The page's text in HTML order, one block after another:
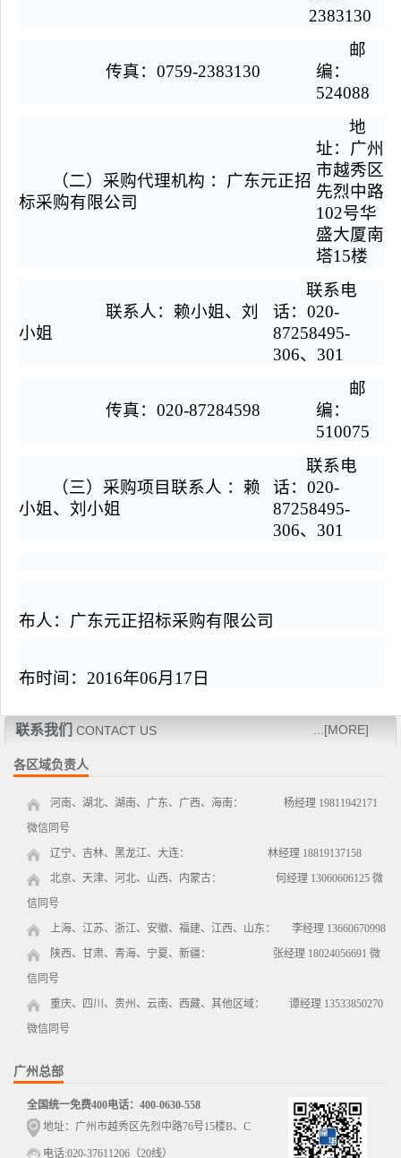
2383130
传真：0759-2383130
邮
编：
524088
（二）采购代理机构 ：广东元正招
标采购有限公司
地
址：广州
市越秀区
先烈中路
102号华
盛大厦南
塔15楼
联系人：赖小姐、刘
小姐
联系电
话：020-
87258495-
306、301
传真：020-87284598
邮
编：
510075
（三）采购项目联系人 ：赖
小姐、刘小姐
联系电
话：020-
87258495-
306、301
布人：广东元正招标采购有限公司
布时间：2016年06月 17 日
联系我们 CONTACT US ...[MORE]
各区域负责人
河南、湖北、湖南、广东、广西、海南： 杨经理 19811942171
微信同号
辽宁、吉林、黑龙江、大连： 林经理 18819137158
北京、天津、河北、山西、内蒙古： 何经理 13060606125 微
信同号
上海、江苏、浙江、安徽、福建、江西、山东： 李经理 13660670998
陕西、甘肃、青海、宁夏、新疆： 张经理 18024056691 微
信同号
重庆、四川、贵州、云南、西藏、其他区域： 谭经理 13533850270
微信同号
广州总部
全国统一免费400电话：400-0630-558
地址：广州市越秀区先烈中路76号15楼B、C
电话:020-37611206（20线）